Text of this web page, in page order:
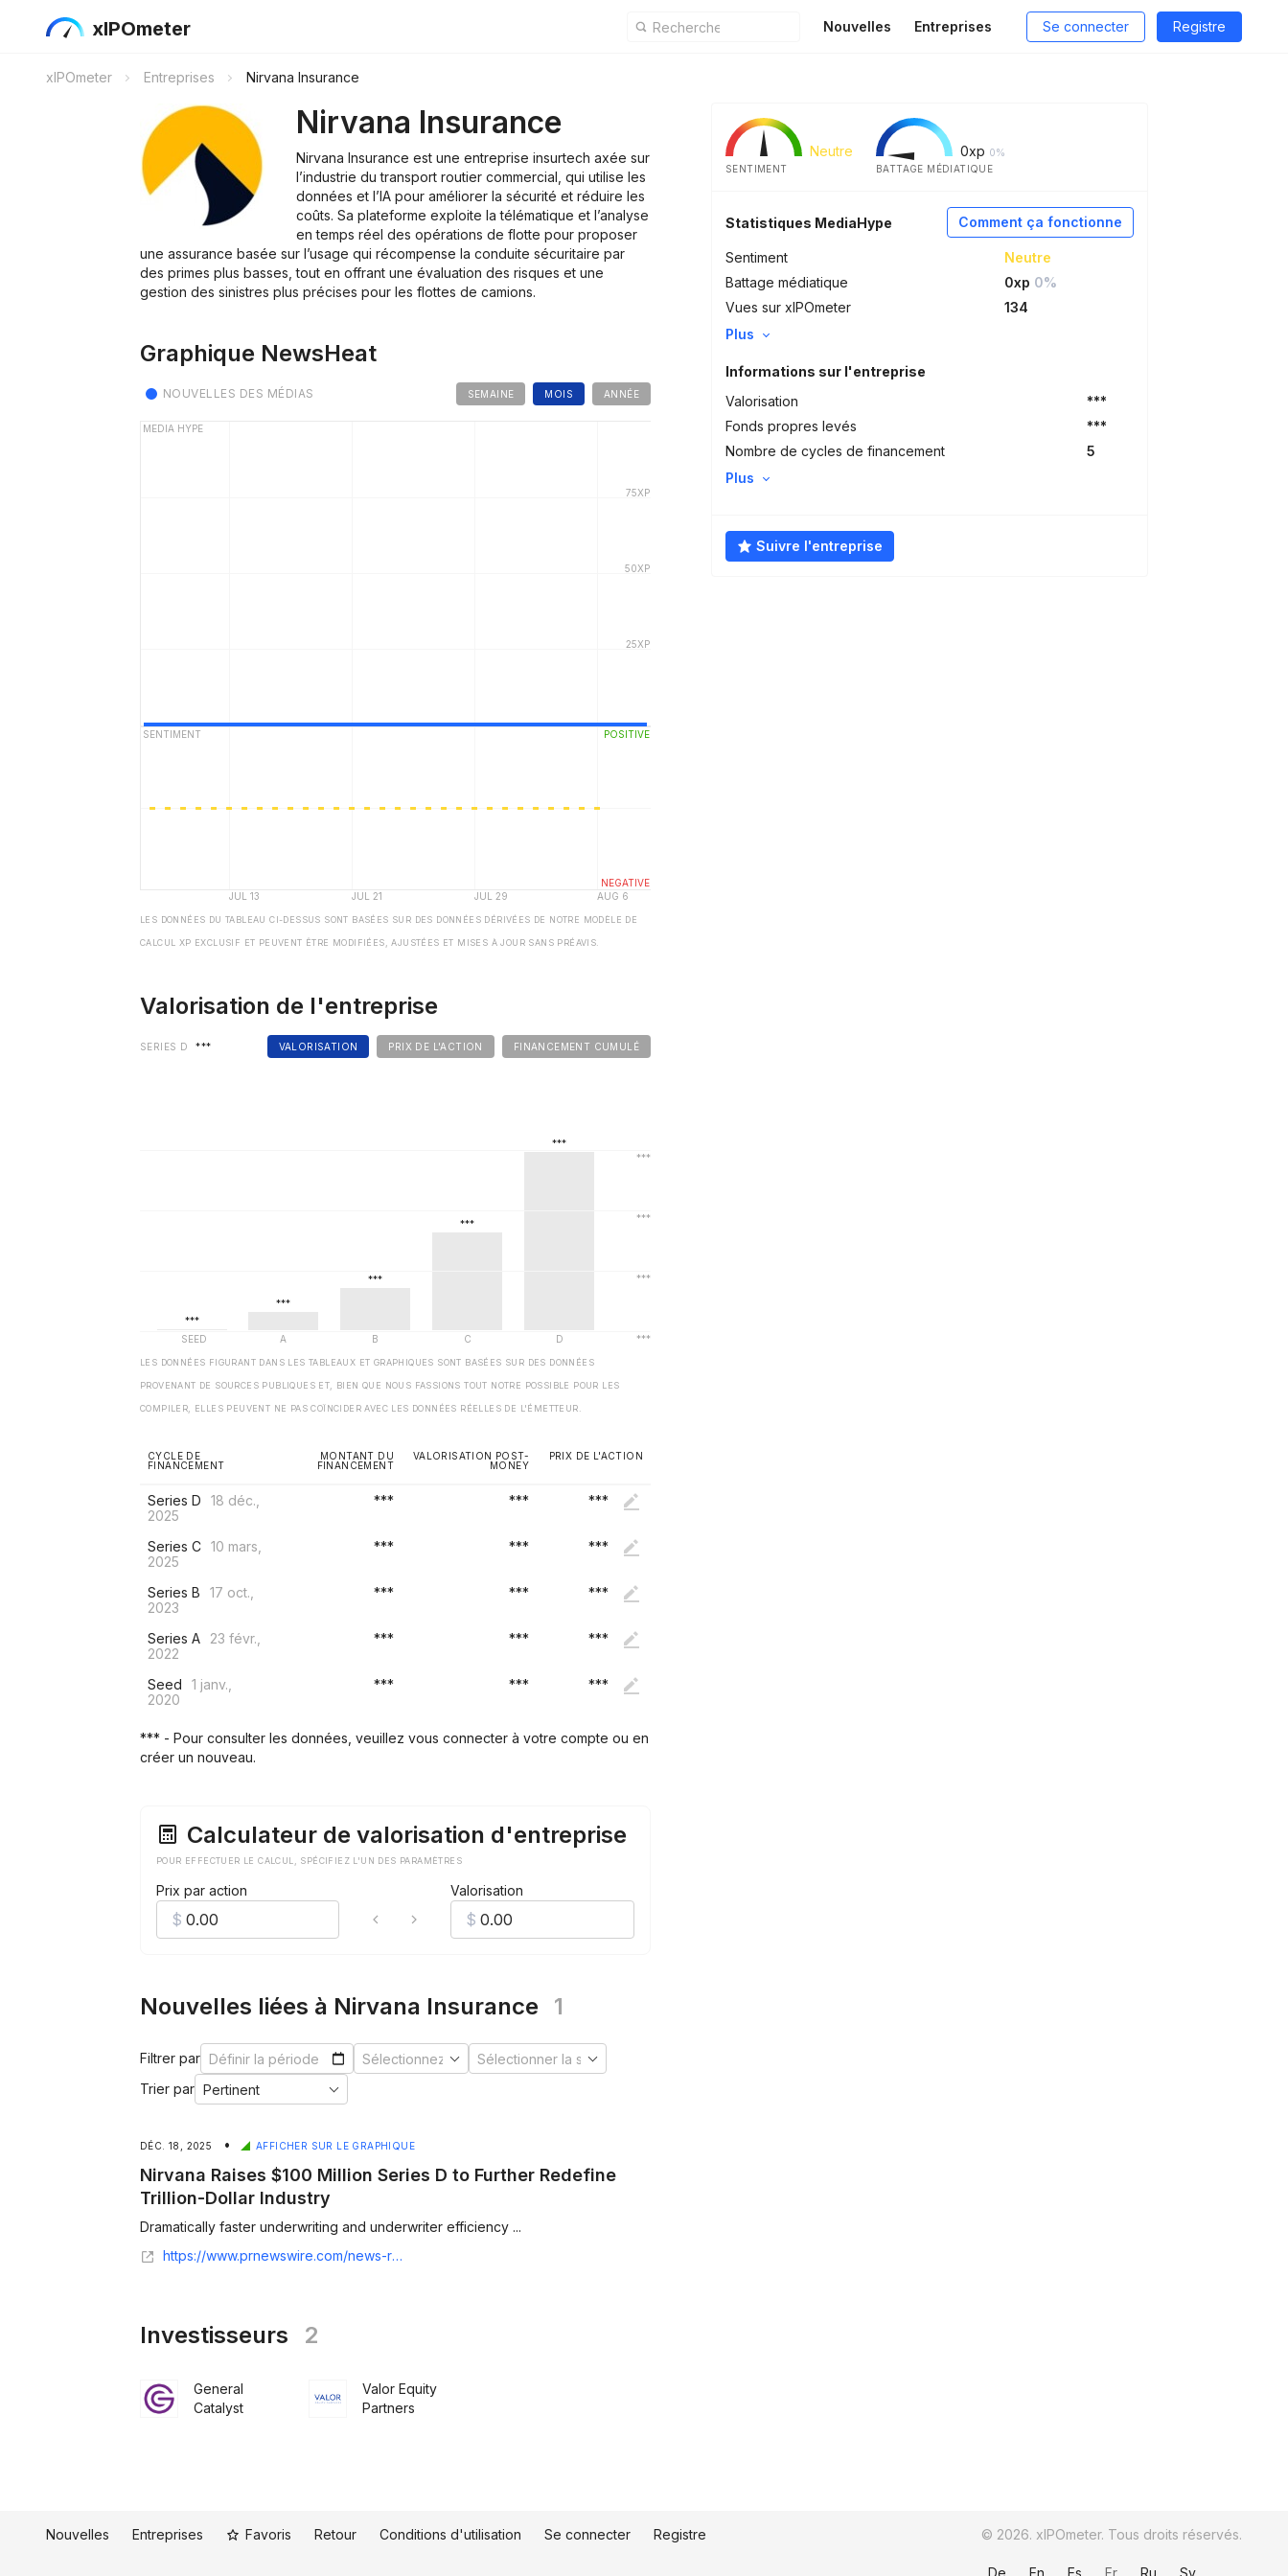
xIPOmeter Nouvelles Entreprises Se connecter Registre
xIPOmeter Entreprises Nirvana Insurance
Nirvana Insurance
Nirvana Insurance est une entreprise insurtech axée sur
l’industrie du transport routier commercial, qui utilise les
données et l’IA pour améliorer la sécurité et réduire les
coûts. Sa plateforme exploite la télématique et l’analyse
en temps réel des opérations de flotte pour proposer
une assurance basée sur l’usage qui récompense la conduite sécuritaire par
des primes plus basses, tout en offrant une évaluation des risques et une
gestion des sinistres plus précises pour les flottes de camions.
Neutre
SENTIMENT
0xp 0%
BATTAGE MÉDIATIQUE
Comment ça fonctionne
Statistiques MediaHype
Sentiment
Neutre
Battage médiatique
0xp 0%
Vues sur xIPOmeter
134
Plus
Informations sur l'entreprise
Valorisation
***
Fonds propres levés
***
Nombre de cycles de financement
5
Plus
Suivre l'entreprise
Graphique NewsHeat
SEMAINE MOIS ANNÉE
NOUVELLES DES MÉDIAS
LES DONNÉES DU TABLEAU CI-DESSUS SONT BASÉES SUR DES DONNÉES DÉRIVÉES DE NOTRE MODÈLE DE
CALCUL XP EXCLUSIF ET PEUVENT ÊTRE MODIFIÉES, AJUSTÉES ET MISES À JOUR SANS PRÉAVIS.
Valorisation de l'entreprise
VALORISATION PRIX DE L'ACTION FINANCEMENT CUMULÉ
SERIES D ***
LES DONNÉES FIGURANT DANS LES TABLEAUX ET GRAPHIQUES SONT BASÉES SUR DES DONNÉES
PROVENANT DE SOURCES PUBLIQUES ET, BIEN QUE NOUS FASSIONS TOUT NOTRE POSSIBLE POUR LES
COMPILER, ELLES PEUVENT NE PAS COÏNCIDER AVEC LES DONNÉES RÉELLES DE L'ÉMETTEUR.
CYCLE DE
FINANCEMENT
MONTANT DU
FINANCEMENT
VALORISATION POST-
MONEY
PRIX DE L'ACTION
Series D
18 déc.,
2025
*** *** ***
Series C 10 mars,
2025
*** *** ***
Series B
17 oct.,
2023
*** *** ***
Series A
23 févr.,
2022
*** *** ***
Seed
1 janv.,
2020
*** *** ***
*** - Pour consulter les données, veuillez vous connecter à votre compte ou en
créer un nouveau.
Calculateur de valorisation d'entreprise
POUR EFFECTUER LE CALCUL, SPÉCIFIEZ L'UN DES PARAMÈTRES
Prix par action Valorisation
Nouvelles liées à Nirvana Insurance 1
Filtrer par
Trier par
DÉC. 18, 2025 • AFFICHER SUR LE GRAPHIQUE
Nirvana Raises $100 Million Series D to Further Redefine
Trillion-Dollar Industry
Dramatically faster underwriting and underwriter efficiency ...
https://www.prnewswire.com/news-releases/nirvana-raises-100-million-series-d-to-further-redefine-trillion-dollar-industry-302645840.html
Investisseurs 2
General
Catalyst
Valor Equity
Partners
Nouvelles Entreprises Favoris Retour Conditions d'utilisation Se connecter Registre © 2026. xIPOmeter. Tous droits réservés.
De En Es Fr Ru Sv